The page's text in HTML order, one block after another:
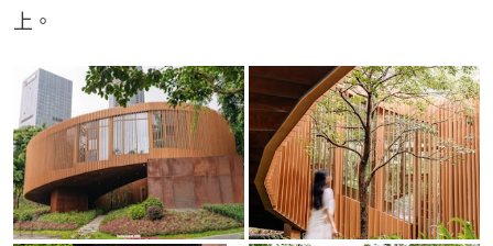
上。